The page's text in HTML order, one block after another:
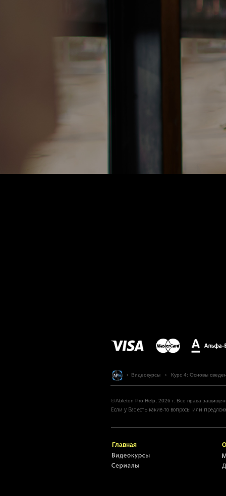
› Видеокурсы › Курс 4: Основы
© Ableton Pro Help, 2026 г. Все права
Если у Вас есть какие-то вопросы или
Главная